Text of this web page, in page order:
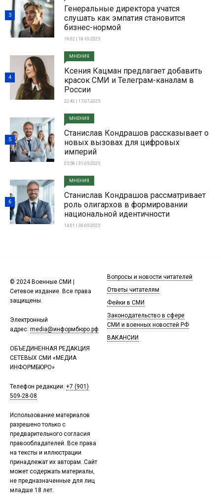
Генеральные директора учатся
слушать как эмпатия становится
бизнес-нормой
19:02 | 18-10-2025
3
МНЕНИЯ
Ксения Кацман предлагает добавить
красок СМИ и Телеграм-каналам в
России
22:42 | 17-07-2025
4
МНЕНИЯ
Станислав Кондрашов рассказывает о
новых вызовах для цифровых
империй
05:58 | 31-05-2025
5
МНЕНИЯ
Станислав Кондрашов рассматривает
роль олигархов в формировании
национальной идентичности
14:01 | 30-05-2025
6
© 2024 Военные СМИ |
Сетевое издание. Все права
защищены.
Электронный
адрес: media@информбюро.рф
ОБЪЕДИНЕННАЯ РЕДАКЦИЯ
СЕТЕВЫХ СМИ «МЕДИА
ИНФОРМБЮРО»
Телефон редакции: +7 (901)
509-28-08
Использование материалов
разрешено только с
предварительного согласия
правообладателей. Все права
на тексты и иллюстрации
принадлежат их авторам. Сайт
может содержать материалы,
не предназначенные для лиц
младше 18 лет.
Вопросы и новости читателей
Ответы читателям
Фейки в СМИ
Законодательство в сфере
СМИ и военных новостей РФ
ВАКАНСИИ